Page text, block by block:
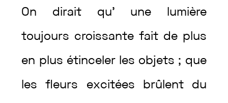
On dirait qu’ une lumière
toujours croissantefait de plus
en plus étinceler les objets ; que
lesfleurs excitées brûlent du